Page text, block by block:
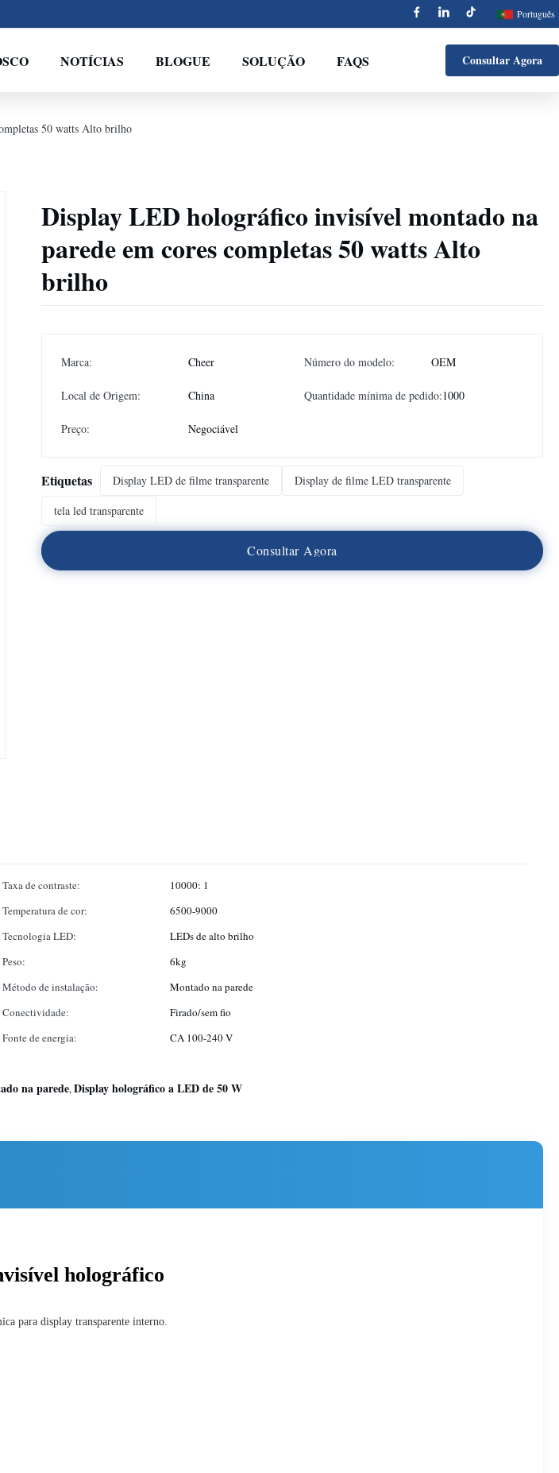
Português
NOTÍCIAS BLOGUE SOLUÇÃO FAQS Consultar Agora
50 watts Alto brilho
Display LED holográfico invisível montado na
parede em cores completas 50 watts Alto
brilho
Marca: Cheer Número do modelo: OEM
Local de Origem: China Quantidade mínima de pedido:1000
Preço: Negociável
Etiquetas Display LED de filme transparente
Display de filme LED transparente
tela led transparente
Consultar Agora
Taxa de contraste:
10000: 1
Temperatura de cor:
6500-9000
Tecnologia LED:
LEDs de alto brilho
Peso:
6kg
Método de instalação:
Montado na parede
Conectividade:
Firado/sem fio
Fonte de energia:
CA 100-240 V
na parede,Display holográfico a LED de 50 W
holográfico
para display transparente interno.